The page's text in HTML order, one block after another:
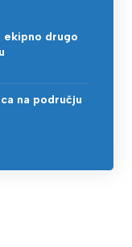
ekipno drugo
na području